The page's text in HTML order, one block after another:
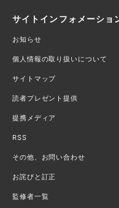
サイトインフォメーショ
お知らせ
個人情報の取り扱いについて
サイトマップ
読者プレゼント提供
提携メディア
RSS
その他、お問い合わせ
お詫びと訂正
監修者一覧